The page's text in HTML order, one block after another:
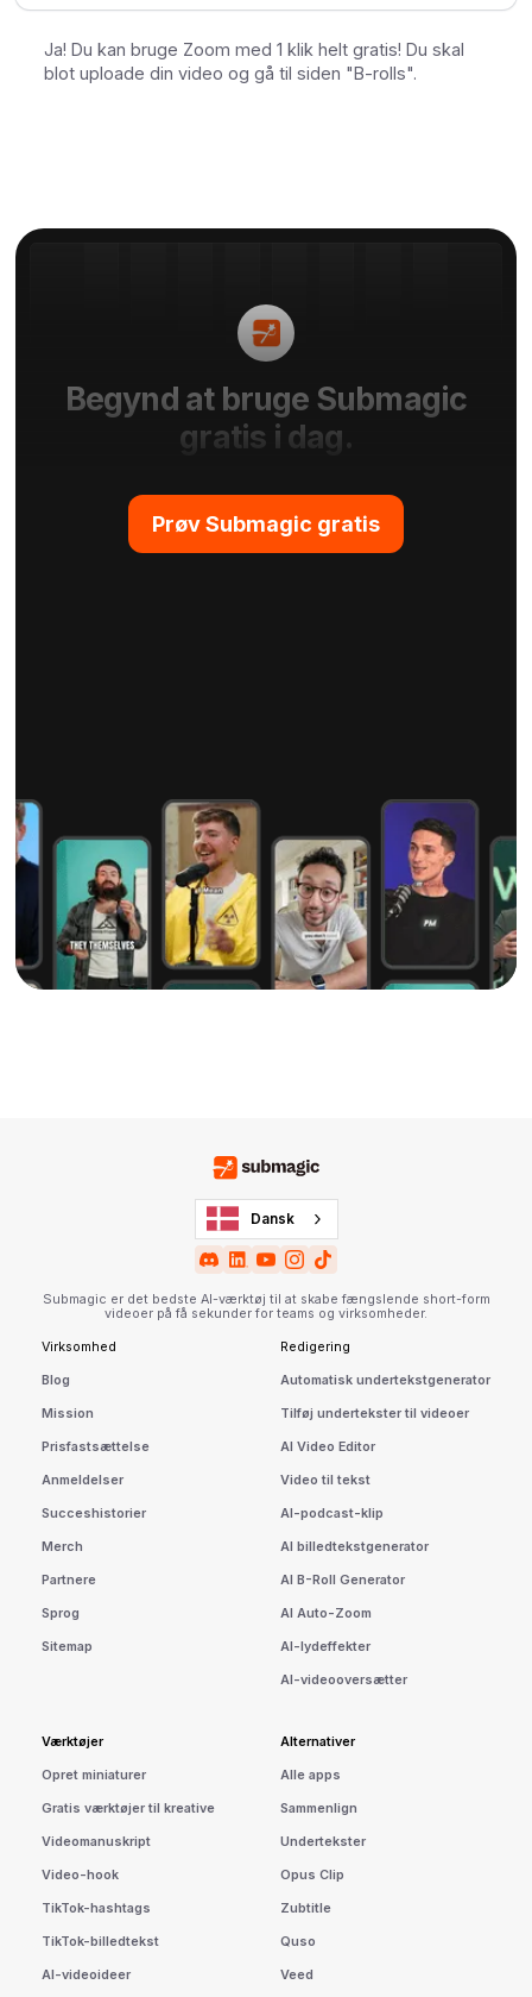
Ja! Du kan bruge Zoom med 1 klik helt gratis! Du skal
blot uploade din video og gå til siden "B-rolls".
Begynd at bruge Submagic
gratis i dag.
Prøv Submagic gratis
Dansk
Submagic er det bedste AI-værktøj til at skabe fængslende short-form
videoer på få sekunder for teams og virksomheder.
Virksomhed
Blog
Mission
Prisfastsættelse
Anmeldelser
Succeshistorier
Merch
Partnere
Sprog
Sitemap
Redigering
Automatisk undertekstgenerator
Tilføj undertekster til videoer
AI Video Editor
Video til tekst
AI-podcast-klip
AI billedtekstgenerator
AI B-Roll Generator
AI Auto-Zoom
AI-lydeffekter
AI-videooversætter
Værktøjer
Opret miniaturer
Gratis værktøjer til kreative
Videomanuskript
Video-hook
TikTok-hashtags
TikTok-billedtekst
AI-videoideer
Alternativer
Alle apps
Sammenlign
Undertekster
Opus Clip
Zubtitle
Quso
Veed